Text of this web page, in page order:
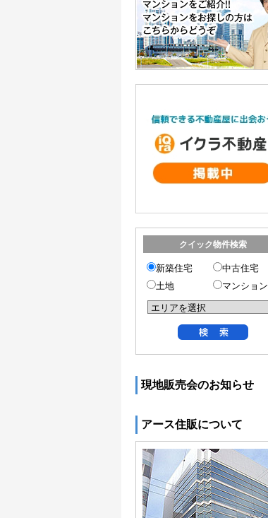
クイック物件検索
新築住宅
中古住宅
土地
マンション
現地販売会のお知らせ
アース住販について